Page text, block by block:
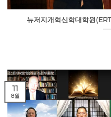
뉴저지개혁신학대학원
11
8월